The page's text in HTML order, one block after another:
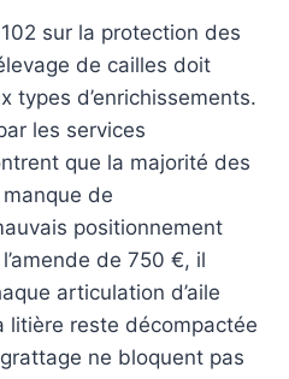
sur la protection des
de cailles doit
types d’enrichissements.
les services
que la majorité des
de
positionnement
de 750 €, il
articulation d’aile
litière reste décompactée
ne bloquent pas